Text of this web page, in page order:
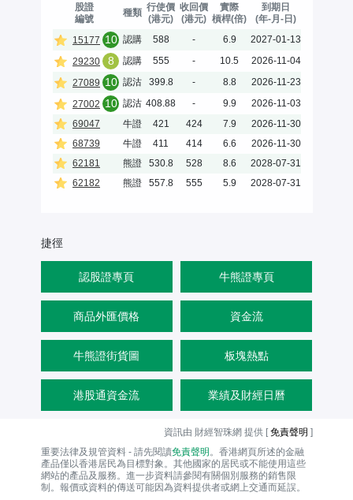
股證
編號
種類 行使價
(港元)
收回價
(港元)
實際
槓桿(倍)
到期日
(年-月-日)
15177 10 認購 588 - 6.9
2027-01-13
29230
8 認購 555 - 10.5
2026-11-04
27089 10 認沽 399.8 - 8.8
2026-11-23
27002 10 認沽 408.88 - 9.9
2026-11-03
69047
牛證 421 424 7.9
2026-11-30
68739
牛證 411 414 6.6
2026-11-30
62181
熊證 530.8 528 8.6
2028-07-31
62182
熊證 557.8 555 5.9 2028-07-31
捷徑
認股證專頁 牛熊證專頁
商品外匯價格 資金流
牛熊證街貨圖 板塊熱點
港股通資金流 業績及財經日曆
資訊由 財經智珠網 提供 [免責聲明 ]
重要法律及規管資料 - 請先閱讀免責聲明 。香港網頁所述的金融
產品僅以香港居民為目標對象。其他國家的居民或不能使用這些
網站的產品及服務。進一步資料請參閱有關個別服務的銷售限
制。報價或資料的傳送可能因為資料提供者或網上交通而延誤。